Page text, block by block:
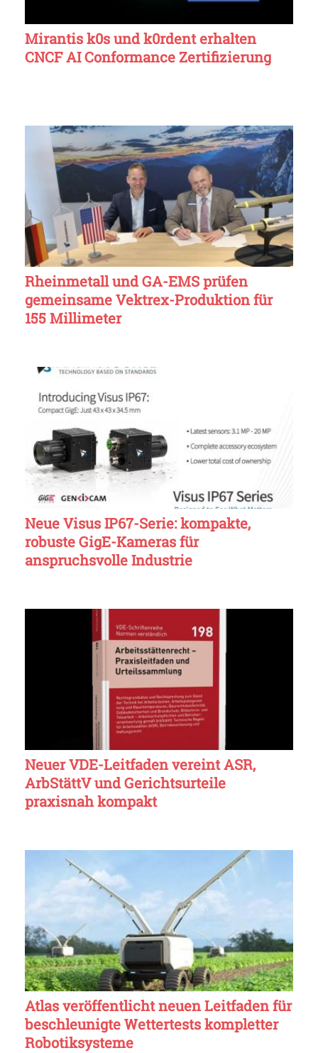
Mirantis k0s und k0rdent erhalten
CNCF AI Conformance Zertifizierung
Rheinmetall und GA-EMS prüfen
gemeinsame Vektrex-Produktion für
155 Millimeter
Neue Visus IP67-Serie: kompakte,
robuste GigE-Kameras für
anspruchsvolle Industrie
Neuer VDE-Leitfaden vereint ASR,
ArbStättV und Gerichtsurteile
praxisnah kompakt
Atlas veröffentlicht neuen Leitfaden für
beschleunigte Wettertests kompletter
Robotiksysteme